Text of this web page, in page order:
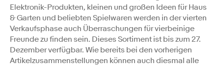
Elektronik-Produkten, kleinen und großen Ideen für Haus
& Garten und beliebten Spielwaren werden in der vierten
Verkaufsphase auch Überraschungen für vierbeinige
Freunde zu finden sein. Dieses Sortiment ist bis zum 27.
Dezember verfügbar. Wie bereits bei den vorherigen
Artikelzusammenstellungen können auch diesmal alle